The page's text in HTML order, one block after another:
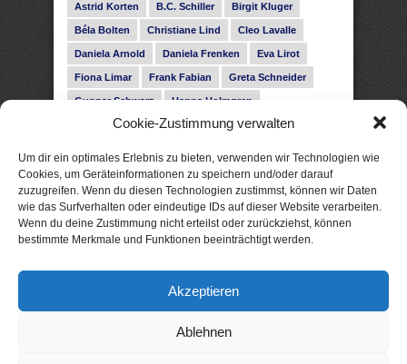
Cookie-Zustimmung verwalten
Um dir ein optimales Erlebnis zu bieten, verwenden wir Technologien wie
Cookies, um Geräteinformationen zu speichern und/oder darauf
zuzugreifen. Wenn du diesen Technologien zustimmst, können wir Daten
wie das Surfverhalten oder eindeutige IDs auf dieser Website verarbeiten.
Wenn du deine Zustimmung nicht erteilst oder zurückziehst, können
bestimmte Merkmale und Funktionen beeinträchtigt werden.
Akzeptieren
Ablehnen
Astrid Korten B.C. Schiller Birgit Kluger
Béla Bolten Christiane Lind Cleo Lavalle
Daniela Arnold Daniela Frenken Eva Lirot
Fiona Limar Frank Fabian Greta Schneider
Gunnar Schwarz Hanna Holmgren
Heike Fröhling Ina Glahe Ivo Pala J. Vellguth
Leonie Haubrich Lilly Labord Livia Pipes
Malin Blunk Marcus Hünnebeck Martin Krist
Melisa Schwermer Nele Bruun Nika Lubitsch
Noah Fitz Nora Amelie René Junge
Subina Giuletti